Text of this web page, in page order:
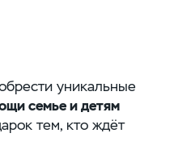
уникальные
семье и детям
тем, кто ждёт